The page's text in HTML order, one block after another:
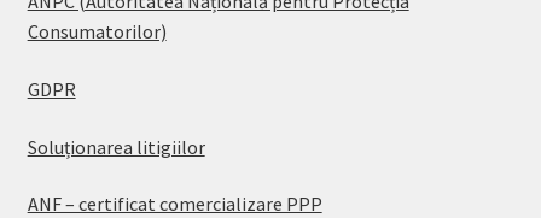
Consumatorilor)
GDPR
Soluționarea litigiilor
ANF – certificat comercializare PPP